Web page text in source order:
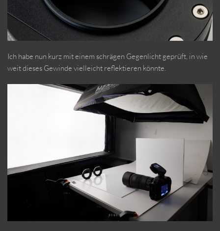
Ich habe nun kurz mit einem schrägen Gegenlicht geprüft, in wie
weit dieses Gewinde vielleicht reflektieren könnte.